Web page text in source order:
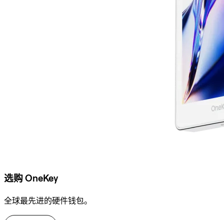
选购 OneKey
全球最先进的硬件钱包。